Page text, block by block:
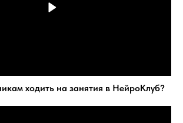
ходить на занятия в НейроКлуб?